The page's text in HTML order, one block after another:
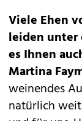
Viele Ehen
leiden unter
es Ihnen
Martina
weinendes
natürlich